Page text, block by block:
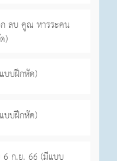
ก ลบ คูณ หารระคน
)
บบฝึกหัด)
บบฝึกหัด)
6 ก.ย. 66 (มีแบบ